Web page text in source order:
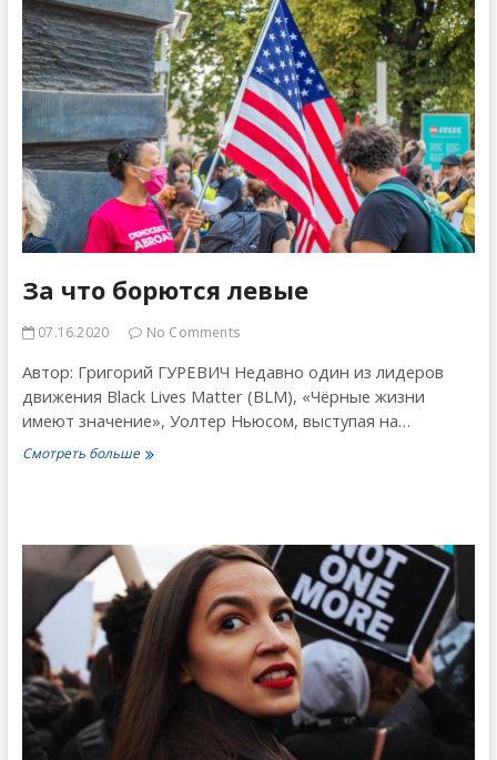
За что борются левые
07.16.2020 No Comments
Автор: Григорий ГУРЕВИЧ Недавно один из лидеров
движения Black Lives Matter (BLM), «Чёрные жизни
имеют значение», Уолтер Ньюсом, выступая на…
Смотреть большеЗа